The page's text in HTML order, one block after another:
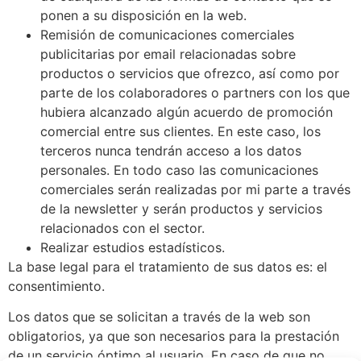
ponen a su disposición en la web.
Remisión de comunicaciones comerciales
publicitarias por email relacionadas sobre
productos o servicios que ofrezco, así como por
parte de los colaboradores o partners con los que
hubiera alcanzado algún acuerdo de promoción
comercial entre sus clientes. En este caso, los
terceros nunca tendrán acceso a los datos
personales. En todo caso las comunicaciones
comerciales serán realizadas por mi parte a través
de la newsletter y serán productos y servicios
relacionados con el sector.
Realizar estudios estadísticos.
La base legal para el tratamiento de sus datos es: el
consentimiento.
Los datos que se solicitan a través de la web son
obligatorios, ya que son necesarios para la prestación
de un servicio óptimo al usuario. En caso de que no